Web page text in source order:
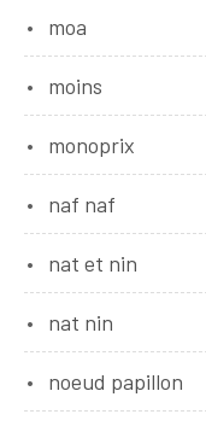
moa
moins
monoprix
naf naf
nat et nin
nat nin
noeud papillon